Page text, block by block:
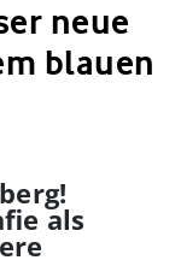
neue
blauen
als